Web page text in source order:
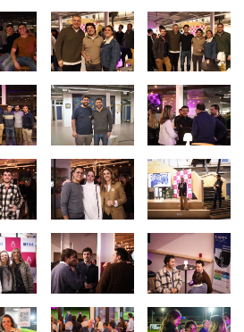
Imagen Imagen
Imagen Imagen
Imagen Imagen
Imagen Imagen
Imagen Imagen